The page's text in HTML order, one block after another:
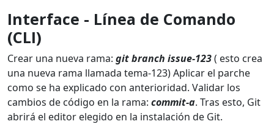
Interface - Línea de Comando
(CLI)
Crear una nueva rama: git branch issue-123( esto crea
una nueva rama llamada tema-123) Aplicar el parche
como se ha explicado con anterioridad. Validar los
cambios de código en la rama: commit-a. Tras esto, Git
abrirá el editor elegido en la instalación de Git.